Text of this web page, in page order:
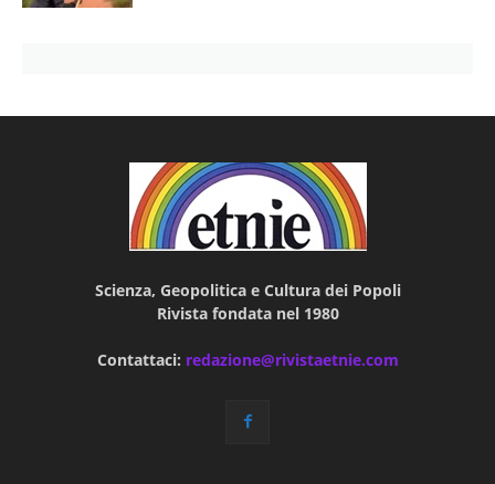
Scienza, Geopolitica e Cultura dei Popoli
Rivista fondata nel 1980
Contattaci: redazione@rivistaetnie.com